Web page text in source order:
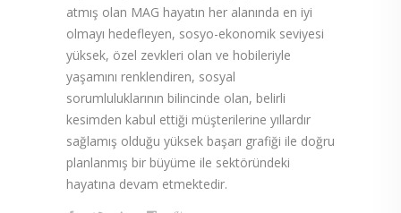
atmış olan MAG hayatın her alanında en iyi
olmayı hedefleyen, sosyo-ekonomik seviyesi
yüksek, özel zevkleri olan ve hobileriyle
yaşamını renklendiren, sosyal
sorumluluklarının bilincinde olan, belirli
kesimden kabul ettiği müşterilerine yıllardır
sağlamış olduğu yüksek başarı grafiği ile doğru
planlanmış bir büyüme ile sektöründeki
hayatına devam etmektedir.